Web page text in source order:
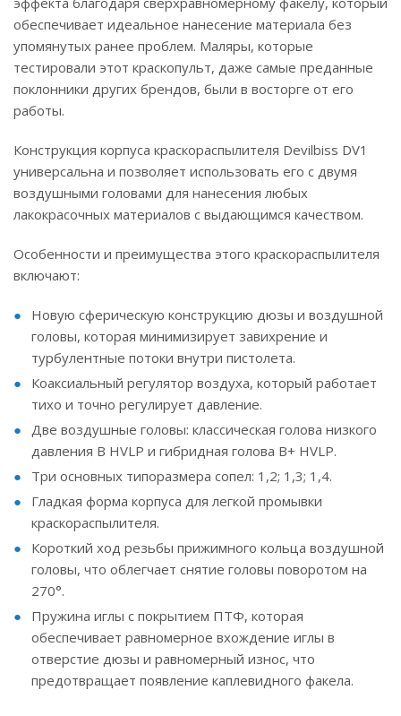
обеспечивает идеальное нанесение материала без
упомянутых ранее проблем. Маляры, которые
тестировали этот краскопульт, даже самые преданные
поклонники других брендов, были в восторге от его
работы.
Конструкция корпуса краскораспылителя Devilbiss DV1
универсальна и позволяет использовать его с двумя
воздушными головами для нанесения любых
лакокрасочных материалов с выдающимся качеством.
Особенности и преимущества этого краскораспылителя
включают:
Новую сферическую конструкцию дюзы и воздушной
головы, которая минимизирует завихрение и
турбулентные потоки внутри пистолета.
Коаксиальный регулятор воздуха, который работает
тихо и точно регулирует давление.
Две воздушные головы: классическая голова низкого
давления B HVLP и гибридная голова B+ HVLP.
Три основных типоразмера сопел: 1,2; 1,3; 1,4.
Гладкая форма корпуса для легкой промывки
краскораспылителя.
Короткий ход резьбы прижимного кольца воздушной
головы, что облегчает снятие головы поворотом на
270°.
Пружина иглы с покрытием ПТФ, которая
обеспечивает равномерное вхождение иглы в
отверстие дюзы и равномерный износ, что
предотвращает появление каплевидного факела.